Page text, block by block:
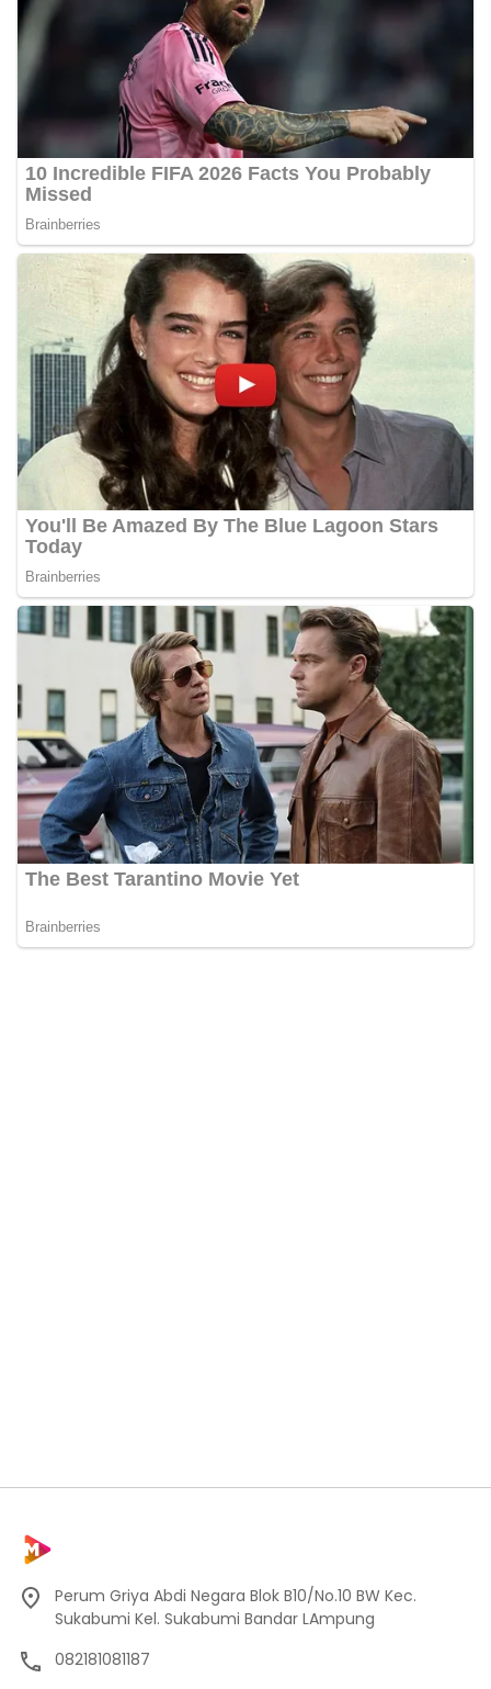
Perum Griya Abdi Negara Blok B10/No.10 BW Kec.
Sukabumi Kel. Sukabumi Bandar LAmpung
082181081187